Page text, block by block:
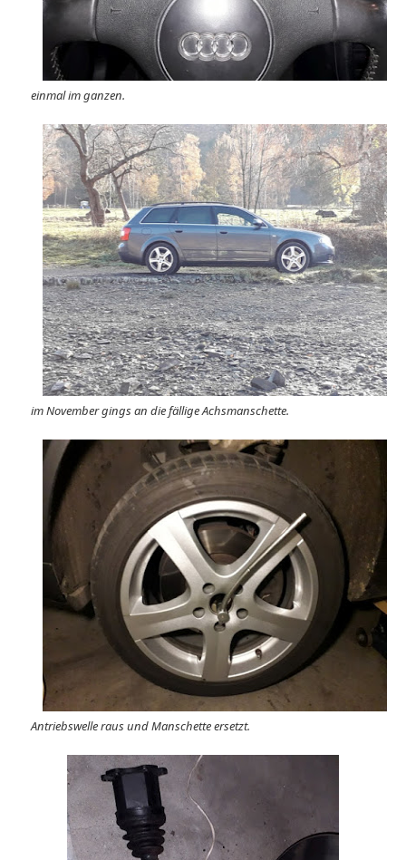
einmal im ganzen.
im November gings an die fällige Achsmanschette.
Antriebswelle raus und Manschette ersetzt.